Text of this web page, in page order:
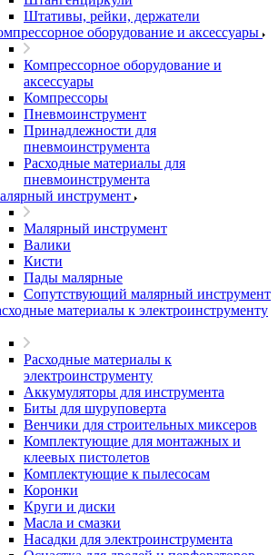
Штативы, рейки, держатели
оборудование и аксессуары
Компрессорное оборудование и
аксессуары
Компрессоры
Пневмоинструмент
Принадлежности для
пневмоинструмента
Расходные материалы для
пневмоинструмента
инструмент
Малярный инструмент
Валики
Кисти
Пады малярные
Сопутствующий малярный инструмент
материалы к электроинструменту
Расходные материалы к
электроинструменту
Аккумуляторы для инструмента
Биты для шуруповерта
Венчики для строительных миксеров
Комплектующие для монтажных и
клеевых пистолетов
Комплектующие к пылесосам
Коронки
Круги и диски
Масла и смазки
Насадки для электроинструмента